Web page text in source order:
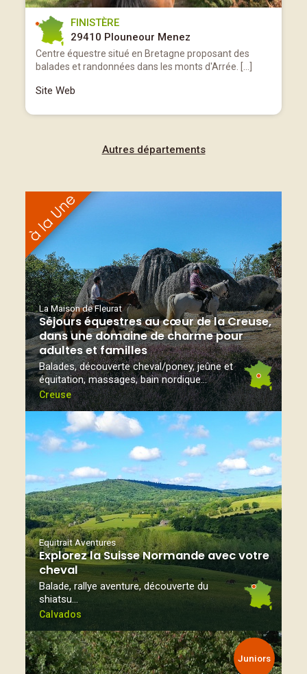
FINISTÈRE
29410 Plouneour Menez
Centre équestre situé en Bretagne proposant des
balades et randonnées dans les monts d'Arrée. […]
Site Web
Autres départements
La Maison de Fleurat
Séjours équestres au cœur de la Creuse,
dans une domaine de charme pour
adultes et familles
Balades, découverte cheval/poney, jeûne et
équitation, massages, bain nordique...
Creuse
Equitrait Aventures
Explorez la Suisse Normande avec votre
cheval
Balade, rallye aventure, découverte du
shiatsu…
Calvados
Juniors